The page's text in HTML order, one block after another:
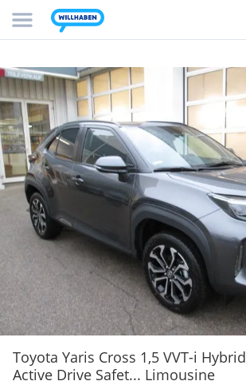
Toyota Yaris Cross 1,5 VVT-i Hybrid
Active Drive Safet... Limousine